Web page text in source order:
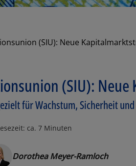
(SIU): Neue
(SIU):
für Wachstum, Sicherheit
ca. 7 Minuten
Dorothea Meyer-Ramloch